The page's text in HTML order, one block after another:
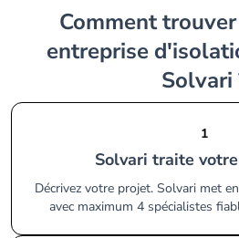
Comment trouver le meilleur
entreprise
Solvari
1
Solvari traite
Décrivez votre projet. Solvari met
avec maximum 4 spécialistes